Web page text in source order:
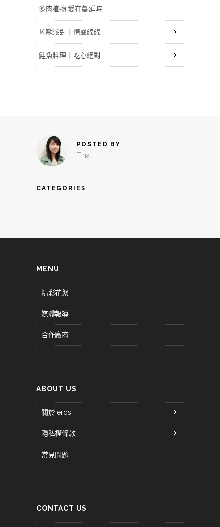
多肉植物|愛在蔓延時
Ｋ歌派對｜情聲綿綿
鮭魚料理｜吃心絕對
POSTED BY
Tina
CATEGORIES
MENU
精彩花絮
媒體報導
合作廠商
ABOUT US
關於 eros
隱私權條款
常見問題
CONTACT US